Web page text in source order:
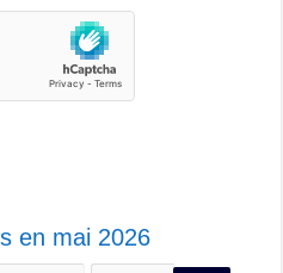
en mai 2026